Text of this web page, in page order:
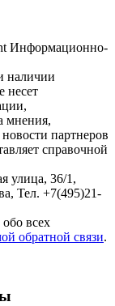
Информационно-
наличии
несет
мнения,
партнеров
справочной
улица, 36/1,
Тел. +7(495)21-
всех
обратной связи.